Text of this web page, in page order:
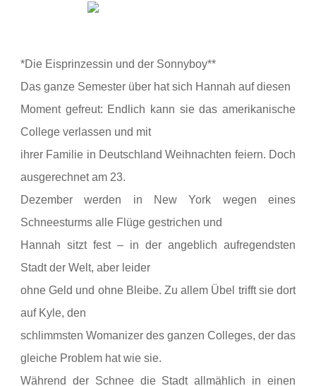
*Die Eisprinzessin und der Sonnyboy**
Das ganze Semester über hat sich Hannah auf diesen
Moment gefreut: Endlich kann sie das amerikanische
College verlassen und mit
ihrer Familie in Deutschland Weihnachten feiern. Doch
ausgerechnet am 23.
Dezember werden in New York wegen eines
Schneesturms alle Flüge gestrichen und
Hannah sitzt fest – in der angeblich aufregendsten
Stadt der Welt, aber leider
ohne Geld und ohne Bleibe. Zu allem Übel trifft sie dort
auf Kyle, den
schlimmsten Womanizer des ganzen Colleges, der das
gleiche Problem hat wie sie.
Während der Schnee die Stadt allmählich in einen